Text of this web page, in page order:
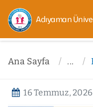
Adıyaman
Ana Sayfa ...
16 Temmuz, 2026